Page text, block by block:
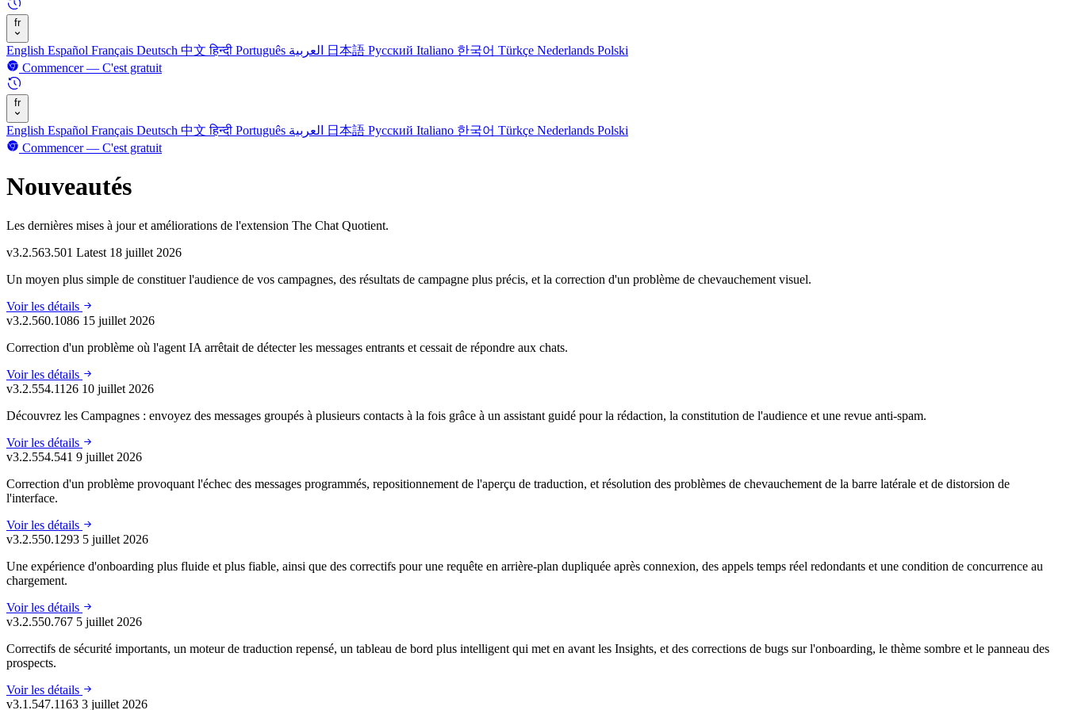
fr
English Español Français Deutsch 中文हिन्दी Português 日本語 Русский Italiano 한국어 Türkçe Nederlands Polski
Commencer — C'est gratuit
fr
English Español Français Deutsch 中文हिन्दी Português 日本語 Русский Italiano 한국어 Türkçe Nederlands Polski
Commencer — C'est gratuit
Nouveautés
Les dernières mises à jour et améliorations de l'extension The Chat Quotient.
v3.2.563.501 Latest 18 juillet 2026
Un moyen plus simple de constituer l'audience de vos campagnes, des résultats de campagne plus précis, et la correction d'un problème de chevauchement visuel.
Voir les détails
v3.2.560.1086 15 juillet 2026
Correction d'un problème où l'agent IA arrêtait de détecter les messages entrants et cessait de répondre aux chats.
Voir les détails
v3.2.554.1126 10 juillet 2026
Découvrez les Campagnes : envoyez des messages groupés à plusieurs contacts à la fois grâce à un assistant guidé pour la rédaction, la constitution de l'audience et une revue anti-spam.
Voir les détails
v3.2.554.541 9 juillet 2026
Correction d'un problème provoquant l'échec des messages programmés, repositionnement de l'aperçu de traduction, et résolution des problèmes de chevauchement de la barre latérale et de distorsion de
l'interface.
Voir les détails
v3.2.550.1293 5 juillet 2026
Une expérience d'onboarding plus fluide et plus fiable, ainsi que des correctifs pour une requête en arrière-plan dupliquée après connexion, des appels temps réel redondants et une condition de concurrence au
chargement.
Voir les détails
v3.2.550.767 5 juillet 2026
Correctifs de sécurité importants, un moteur de traduction repensé, un tableau de bord plus intelligent qui met en avant les Insights, et des corrections de bugs sur l'onboarding, le thème sombre et le panneau des
prospects.
Voir les détails
v3.1.547.1163 3 juillet 2026